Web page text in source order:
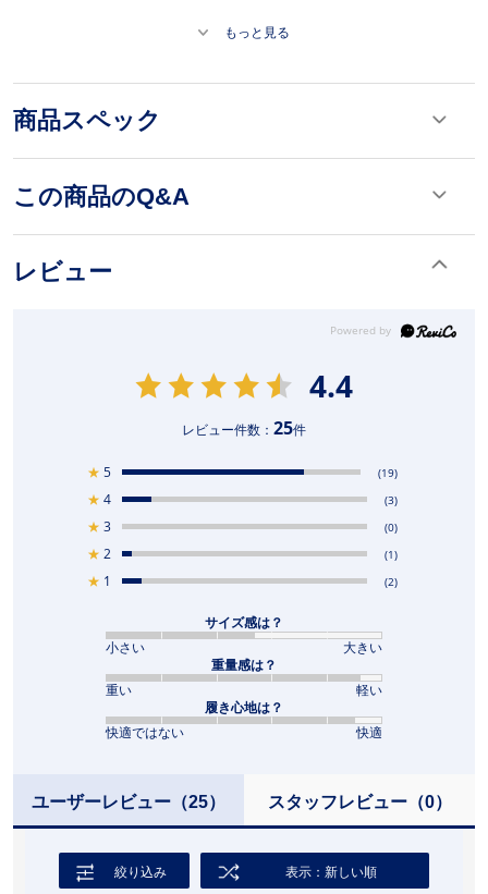
もっと見る
商品スペック
この商品のQ&A
レビュー
4.4
レビュー件数： 25件
★ 5 (19)
★ 4 (3)
★ 3 (0)
★ 2 (1)
★ 1 (2)
サイズ感は？
小さい
大きい
重量感は？
重い
軽い
履き心地は？
快適ではない
快適
ユーザーレビュー（25） スタッフレビュー（0）
絞り込み 表示：新しい順